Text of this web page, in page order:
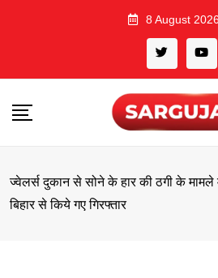
8 August 2026
ज्वेलर्स दुकान से सोने के हार की ठगी के मामले
बिहार से किये गए गिरफ्तार